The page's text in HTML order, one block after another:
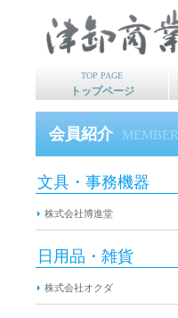
会員紹介 MEMBER
文具・事務機器
株式会社博進堂
日用品・雑貨
株式会社オクダ
TOP PAGE
トップページ